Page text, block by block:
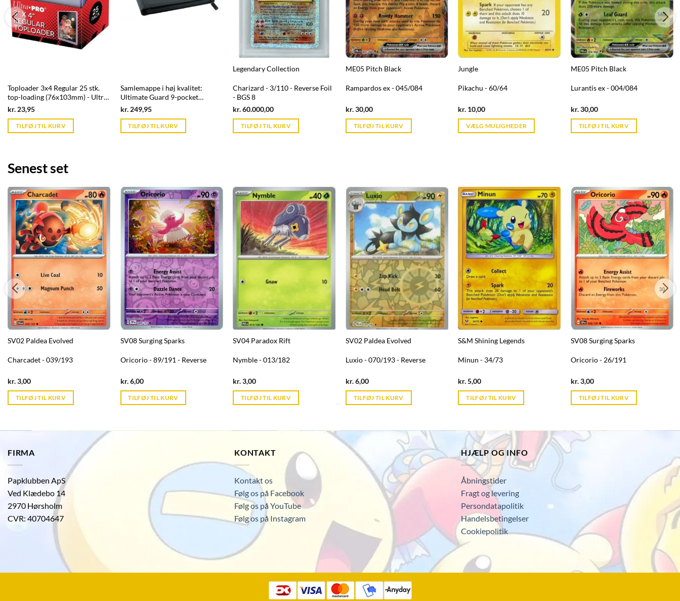
Toploader 3x4 Regular 25 stk.
top-loading (76x103mm) - Ultra
Pro
kr. 23,95Current
is:
kr. 39,95.
TILFØJ TIL KURV
Samlemappe i høj kvalitet:
Ultimate Guard 9-pocket
ZipFolio XenoSkin - Sort
kr.249,95Current
is:
kr. 39,95.
TILFØJ TIL KURV
Legendary Collection
Charizard - 3/110 - Reverse Foil
- BGS 8
kr.60.000,00Current
is:
kr. 39,95.
TILFØJ TIL KURV
ME05 Pitch Black
Rampardos ex - 045/084
kr.30,00Current
is:
kr. 39,95.
TILFØJ TIL KURV
Jungle
Pikachu - 60/64
kr. 10,00Current
is:
kr. 39,95.
VÆLG MULIGHEDER
ME05 Pitch Black
Lurantis ex - 004/084
kr.30,00Current
is:
kr. 39,95.
TILFØJ TIL KURV
Senest set
SV02 Paldea Evolved
Charcadet - 039/193
kr.3,00Current
is:
kr. 39,95.
TILFØJ TIL KURV
SV08 Surging Sparks
Oricorio - 89/191 - Reverse
kr.6,00Current
is:
kr. 39,95.
TILFØJ TIL KURV
SV04 Paradox Rift
Nymble - 013/182
kr.3,00Current
is:
kr. 39,95.
TILFØJ TIL KURV
SV02 Paldea Evolved
Luxio - 070/193 - Reverse
kr.6,00Current
is:
kr. 39,95.
TILFØJ TIL KURV
S&M Shining Legends
Minun - 34/73
kr.5,00Current
is:
kr. 39,95.
TILFØJ TIL KURV
SV08 Surging Sparks
Oricorio - 26/191
kr.3,00Current
is:
kr. 39,95.
TILFØJ TIL KURV
FIRMA
Papklubben ApS
Ved Klædebo 14
2970 Hørsholm
CVR: 40704647
KONTAKT
Kontakt os
Følg os på Facebook
Følg os på YouTube
Følg os på Instagram
HJÆLP OG INFO
Åbningstider
Fragt og levering
Persondatapolitik
Handelsbetingelser
Cookiepolitik